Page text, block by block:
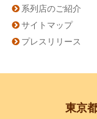
系列店のご紹介
サイトマップ
プレスリリース
東京